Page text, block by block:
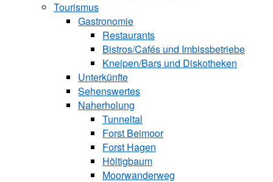
Tourismus
Gastronomie
Restaurants
Bistros/Cafés und Imbissbetriebe
Kneipen/Bars und Diskotheken
Unterkünfte
Sehenswertes
Naherholung
Tunneltal
Forst Beimoor
Forst Hagen
Höltigbaum
Moorwanderweg